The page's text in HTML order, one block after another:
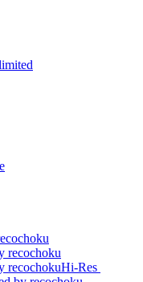
Hi-Res